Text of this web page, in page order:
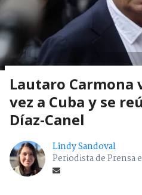
Lautaro Carmona
vez a Cuba y se
Díaz-Canel
Lindy Sandoval
Periodista de Prensa